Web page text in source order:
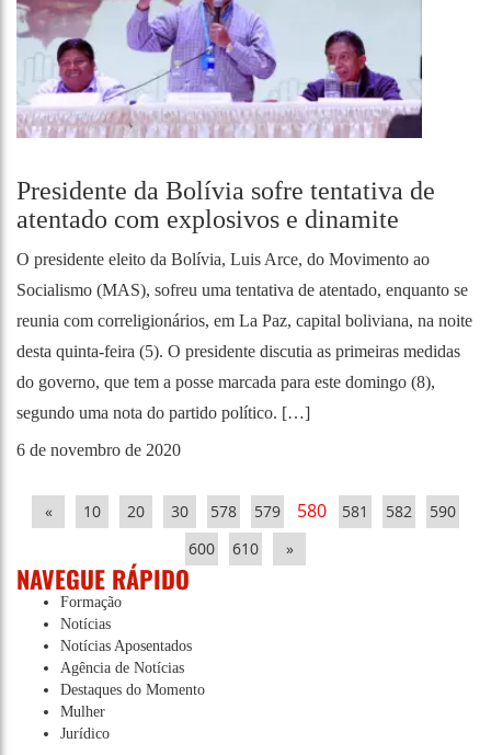
Presidente da Bolívia sofre tentativa de
atentado com explosivos e dinamite
O presidente eleito da Bolívia, Luis Arce, do Movimento ao
Socialismo (MAS), sofreu uma tentativa de atentado, enquanto se
reunia com correligionários, em La Paz, capital boliviana, na noite
desta quinta-feira (5). O presidente discutia as primeiras medidas
do governo, que tem a posse marcada para este domingo (8),
segundo uma nota do partido político. […]
6 de novembro de 2020
« 10 20 30 578 579 580 581 582
590
600
610 »
NAVEGUE RÁPIDO
Formação
Notícias
Notícias Aposentados
Agência de Notícias
Destaques do Momento
Mulher
Jurídico